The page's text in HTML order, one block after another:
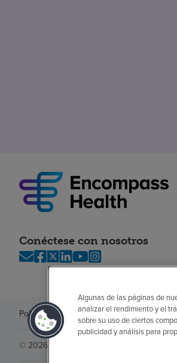
Conéctese con nosotros
Política de privacidadLegalSin sorpresas
© 2026 Encompass Health Corporation
Algunas de las páginas de
analizar el rendimiento y el
sobre su uso de ciertos
publicidad y análisis para